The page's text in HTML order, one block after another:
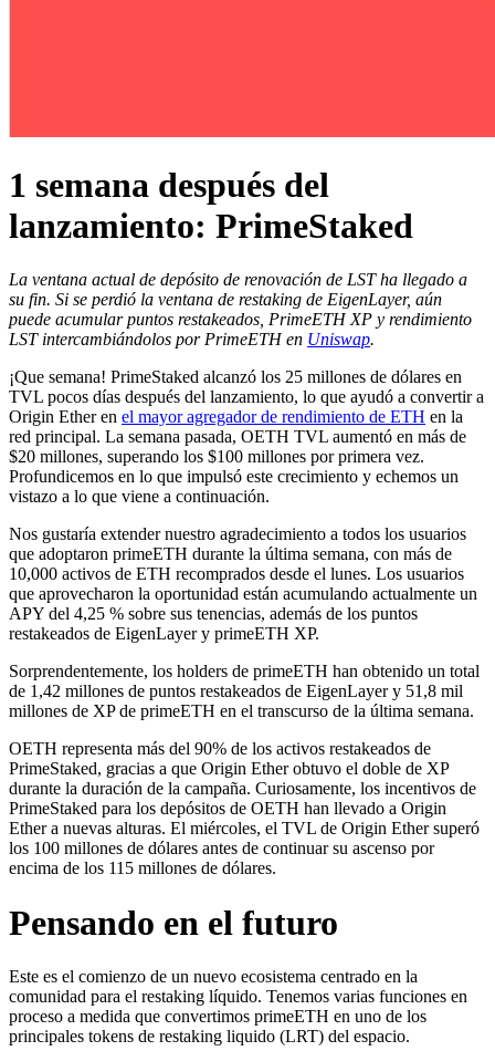
1 semana después del
lanzamiento: PrimeStaked
La ventana actual de depósito de renovación de LST ha llegado a
su fin. Si se perdió la ventana de restaking de EigenLayer, aún
puede acumular puntos restakeados, PrimeETH XP y rendimiento
LST intercambiándolos por PrimeETH en Uniswap.
¡Que semana! PrimeStaked alcanzó los 25 millones de dólares en
TVL pocos días después del lanzamiento, lo que ayudó a convertir a
Origin Ether en el mayor agregador de rendimiento de ETH en la
red principal. La semana pasada, OETH TVL aumentó en más de
$20 millones, superando los $100 millones por primera vez.
Profundicemos en lo que impulsó este crecimiento y echemos un
vistazo a lo que viene a continuación.
Nos gustaría extender nuestro agradecimiento a todos los usuarios
que adoptaron primeETH durante la última semana, con más de
10,000 activos de ETH recomprados desde el lunes. Los usuarios
que aprovecharon la oportunidad están acumulando actualmente un
APY del 4,25 % sobre sus tenencias, además de los puntos
restakeados de EigenLayer y primeETH XP.
Sorprendentemente, los holders de primeETH han obtenido un total
de 1,42 millones de puntos restakeados de EigenLayer y 51,8 mil
millones de XP de primeETH en el transcurso de la última semana.
OETH representa más del 90% de los activos restakeados de
PrimeStaked, gracias a que Origin Ether obtuvo el doble de XP
durante la duración de la campaña. Curiosamente, los incentivos de
PrimeStaked para los depósitos de OETH han llevado a Origin
Ether a nuevas alturas. El miércoles, el TVL de Origin Ether superó
los 100 millones de dólares antes de continuar su ascenso por
encima de los 115 millones de dólares.
Pensando en el futuro
Este es el comienzo de un nuevo ecosistema centrado en la
comunidad para el restaking líquido. Tenemos varias funciones en
proceso a medida que convertimos primeETH en uno de los
principales tokens de restaking liquido (LRT) del espacio.